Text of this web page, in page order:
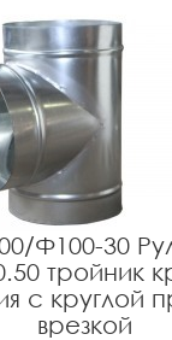
Ф100-30
тройник
с круглой
врезкой